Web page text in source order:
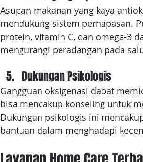
Asupan makanan yang kaya
mendukung sistem pernapasan.
protein, vitamin C, dan omega-3
mengurangi peradangan pada
Dukungan Psikologis
Gangguan oksigenasi dapat
bisa mencakup konseling untuk
Dukungan psikologis ini
bantuan dalam menghadapi